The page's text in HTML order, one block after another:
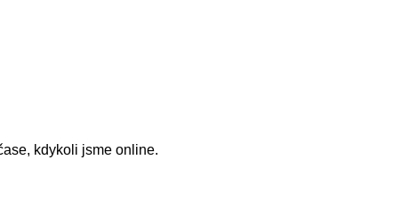
kdykoli jsme online.